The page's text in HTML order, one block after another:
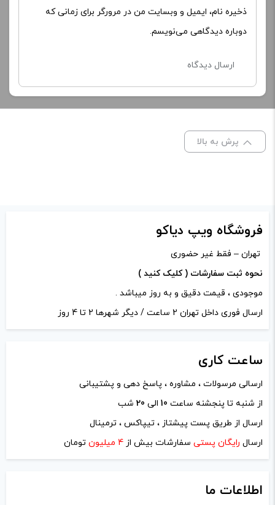
ذخیره نام، ایمیل و وبسایت من در مرورگر برای زمانی که
دوباره دیدگاهی می‌نویسم.
پرش به بالا
فروشگاه ویپ دیاکو
تهران – فقط غیر حضوری
نحوه ثبت سفارشات ( کلیک کنید )
موجودی ، قیمت دقیق و به روز میباشد .
ارسال فوری داخل تهران 2 ساعت / دیگر شهرها 2 تا 4 روز
ساعت کاری
ارسالی مرسولات ، مشاوره ، پاسخ دهی و پشتیبانی
از شنبه تا پنجشنه ساعت 10 الی 20 شب
ارسال از طریق پست پیشتاز ، تیپاکس ، ترمینال
ارسال رایگان پستی سفارشات بیش از 4 میلیون تومان
اطلاعات ما